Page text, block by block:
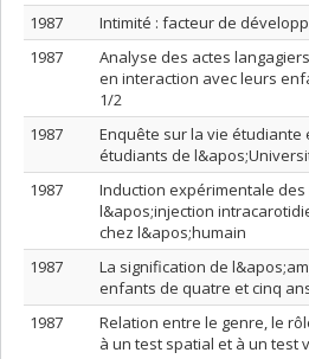
1987
Intimité : facteur de
1987
Analyse des actes
en interaction avec leurs
1/2
1987
Enquête sur la vie étudiante
étudiants de
1987
Induction expérimentale
l&apos;injection
chez l&apos;humain
1987
La signification de
enfants de quatre et cinq
1987
Relation entre le genre, le
à un test spatial et à un test